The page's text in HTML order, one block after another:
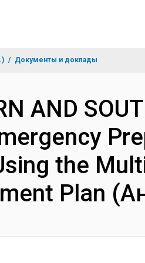
Документы и доклады
AND
the
Plan